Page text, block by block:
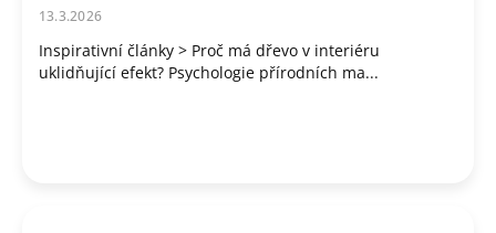
13.3.2026
Inspirativní články > Proč má dřevo v interiéru
uklidňující efekt? Psychologie přírodních ma...